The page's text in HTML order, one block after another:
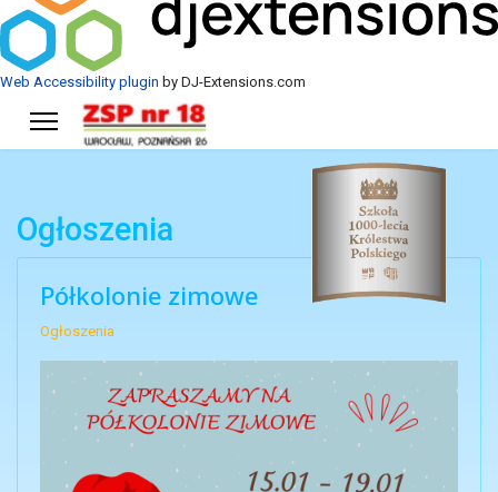
Web Accessibility plugin by DJ-Extensions.com
Ogłoszenia
Półkolonie zimowe
Ogłoszenia